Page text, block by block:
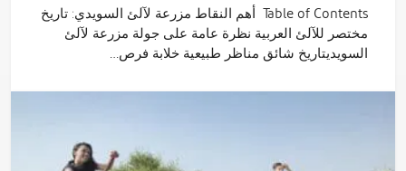
Table of Contents أهم النقاط مزرعة لآلئ السويدي: تاريخ
مختصر للآلئ العربية نظرة عامة على جولة مزرعة لآلئ
السويديتاريخ شائق مناظر طبيعية خلابة فرص…